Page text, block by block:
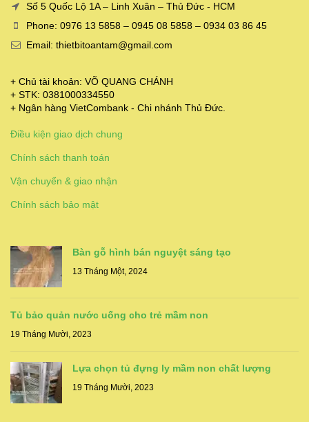
Số 5 Quốc Lộ 1A – Linh Xuân – Thủ Đức - HCM
Phone: 0976 13 5858 – 0945 08 5858 – 0934 03 86 45
Email: thietbitoantam@gmail.com
+ Chủ tài khoản: VÕ QUANG CHÁNH
+ STK: 0381000334550
+ Ngân hàng VietCombank - Chi nhánh Thủ Đức.
Điều kiện giao dịch chung
Chính sách thanh toán
Vận chuyển & giao nhận
Chính sách bảo mật
Bàn gỗ hình bán nguyệt sáng tạo
13 Tháng Một, 2024
Tủ bảo quản nước uống cho trẻ mầm non
19 Tháng Mười, 2023
Lựa chọn tủ đựng ly mầm non chất lượng
19 Tháng Mười, 2023